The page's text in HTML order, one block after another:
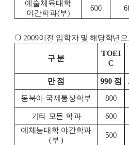
예술체육대학
야간학과(부)
600
❍ 2009이전 입학자 및 해당학년
구 분
TOEI
C
만 점 990 점
동북아 국제통상학부 800
기타 모든 학과 600
예체능대학 야간학과
(부)
500